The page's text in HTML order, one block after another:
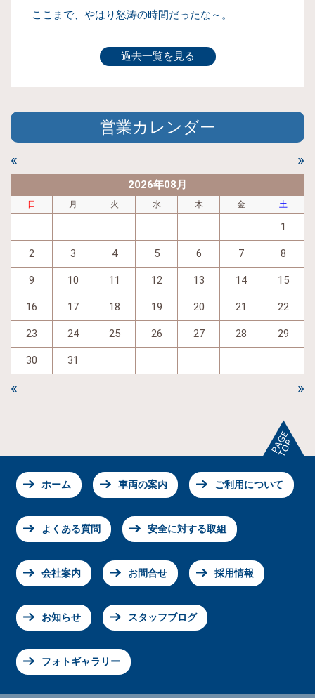
ここまで、やはり怒涛の時間だったな～。
過去一覧を見る
営業カレンダー
« »
2026年08月
日 月 火 水 木 金 土
1
2 3 4 5 6 7 8
9 10 11 12 13 14 15
16 17 18 19 20 21 22
23 24 25 26 27 28 29
30 31
« »
ホーム 車両の案内 ご利用について
よくある質問 安全に対する取組
会社案内 お問合せ 採用情報
お知らせ スタッフブログ
フォトギャラリー